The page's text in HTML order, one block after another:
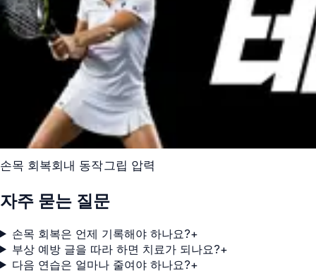
손목 회복회내 동작그립 압력
자주 묻는 질문
손목 회복은 언제 기록해야 하나요?+
부상 예방 글을 따라 하면 치료가 되나요?+
다음 연습은 얼마나 줄여야 하나요?+